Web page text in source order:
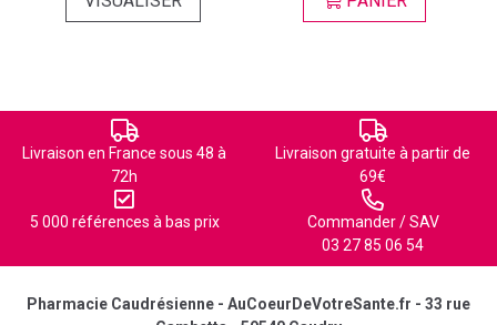
Livraison en France sous 48 à
72h
Livraison gratuite à partir de
69€
5 000 références à bas prix
Commander / SAV
03 27 85 06 54
Pharmacie Caudrésienne - AuCoeurDeVotreSante.fr - 33 rue